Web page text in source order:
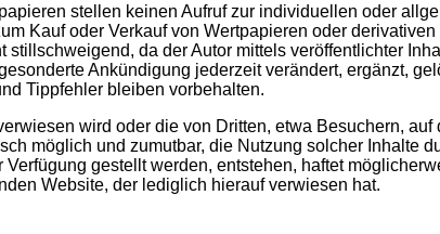
stellen keinen Aufruf zur individuellen oder
Kauf oder Verkauf von Wertpapieren oder
da der Autor mittels veröffentlichter
Ankündigung jederzeit verändert, ergänzt,
Tippfehler bleiben vorbehalten.
wird oder die von Dritten, etwa Besuchern,
möglich und zumutbar, die Nutzung solcher Inhalte
gestellt werden, entstehen, haftet
Website, der lediglich hierauf verwiesen hat.